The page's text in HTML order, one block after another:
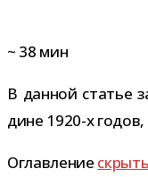
~ 38 мин
В дан­ной ста­тье
дине 1920-​х
Оглавление скрыть